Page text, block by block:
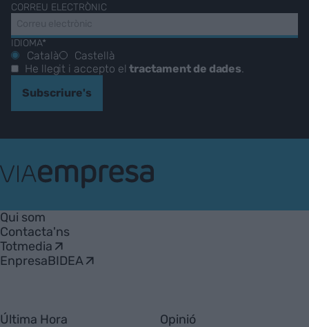
CORREU ELECTRÒNIC
IDIOMA*
Català
Castellà
He llegit i accepto eltractament de dades
Subscriure's
Empresa
Qui som
Contacta'ns
Totmedia
EnpresaBIDEA
Última Hora Opinió